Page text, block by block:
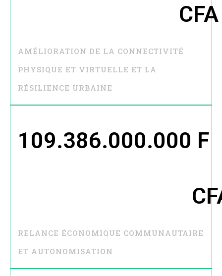
AMÉLIORATION DE LA CONNECTIVITÉ
PHYSIQUE ET VIRTUELLE ET LA
RÉSILIENCE URBAINE
CFA
RELANCE ÉCONOMIQUE COMMUNAUTAIRE
ET AUTONOMISATION
109.386.000.000